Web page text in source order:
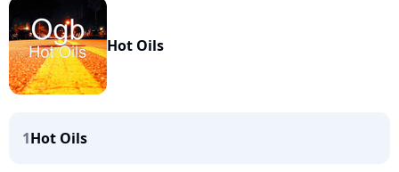
Hot Oils
1Hot Oils